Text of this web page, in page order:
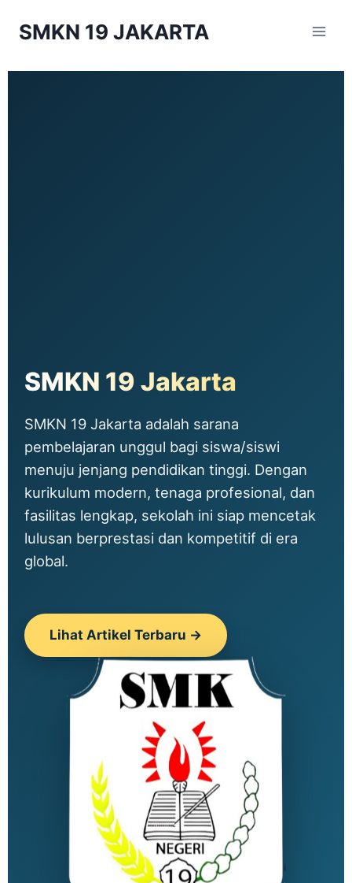
SMKN 19 JAKARTA
SMKN 19 Jakarta
SMKN 19 Jakarta adalah sarana
pembelajaran unggul bagi siswa/siswi
menuju jenjang pendidikan tinggi. Dengan
kurikulum modern, tenaga profesional, dan
fasilitas lengkap, sekolah ini siap mencetak
lulusan berprestasi dan kompetitif di era
global.
Lihat Artikel Terbaru →